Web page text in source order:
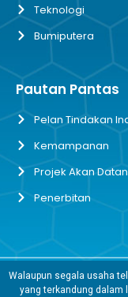
Teknologi
Bumiputera
Pautan Pantas
Pelan Tindakan
Kemampanan
Projek Akan
Penerbitan
Walaupun segala usaha
yang terkandung dalam